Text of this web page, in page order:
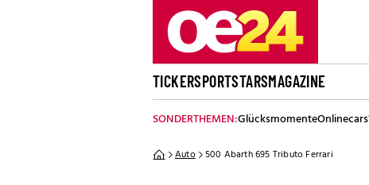
TICKERSPORTSTARSMAGAZINE
SONDERTHEMEN:GlücksmomenteOnlinecars
Auto 500 Abarth 695 Tributo Ferrari